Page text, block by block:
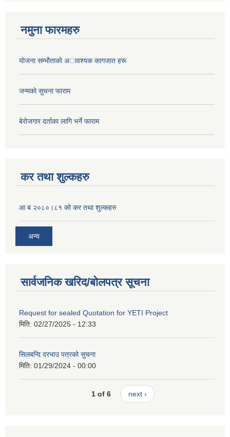
नमुना फारमहरु
याेजना सम्भाैताकाे अावश्यक कागजात हरू
जन्मकाे सुचना फाराम
बेराेजगार दर्ताका लागि भर्ने फाराम
कर तथा शुल्कहरु
आ ब २०८०।८१ को कर तथा शुल्कहरु
अन्य
सार्वजनिक खरिद/बोलपत्र सूचना
Request for sealed Quotation for YETI Project
मिति: 02/27/2025 - 12:33
सिलबन्दि दरभाउ पत्रको सुचना
मिति: 01/29/2024 - 00:00
1 of 6 next ›